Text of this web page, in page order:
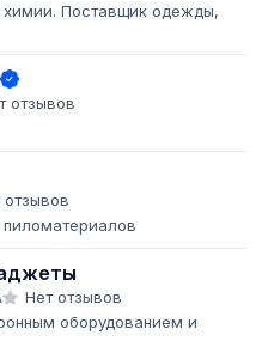
химии. Поставщик одежды,
отзывов
отзывов
Нет отзывов
оборудованием и